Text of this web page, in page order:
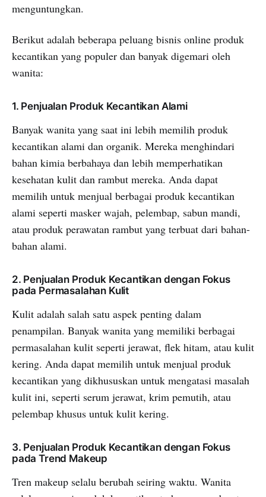
menguntungkan.
Berikut adalah beberapa peluang bisnis online produk
kecantikan yang populer dan banyak digemari oleh
wanita:
1. Penjualan Produk Kecantikan Alami
Banyak wanita yang saat ini lebih memilih produk
kecantikan alami dan organik. Mereka menghindari
bahan kimia berbahaya dan lebih memperhatikan
kesehatan kulit dan rambut mereka. Anda dapat
memilih untuk menjual berbagai produk kecantikan
alami seperti masker wajah, pelembap, sabun mandi,
atau produk perawatan rambut yang terbuat dari bahan-
bahan alami.
2. Penjualan Produk Kecantikan dengan Fokus
pada Permasalahan Kulit
Kulit adalah salah satu aspek penting dalam
penampilan. Banyak wanita yang memiliki berbagai
permasalahan kulit seperti jerawat, flek hitam, atau kulit
kering. Anda dapat memilih untuk menjual produk
kecantikan yang dikhususkan untuk mengatasi masalah
kulit ini, seperti serum jerawat, krim pemutih, atau
pelembap khusus untuk kulit kering.
3. Penjualan Produk Kecantikan dengan Fokus
pada Trend Makeup
Tren makeup selalu berubah seiring waktu. Wanita